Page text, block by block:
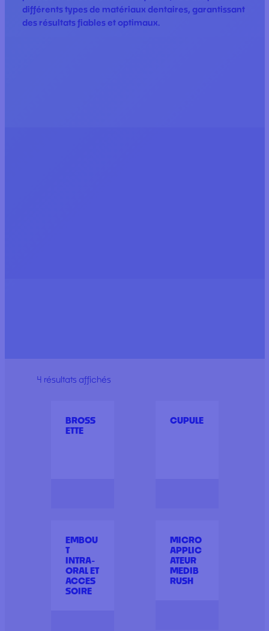
différents types de matériaux dentaires, garantissant
des résultats fiables et optimaux.
4 résultats affichés
BROSS
ETTE
CUPULE
EMBOU
T
INTRA-
ORAL ET
ACCES
SOIRE
MICRO
APPLIC
ATEUR
MEDIB
RUSH